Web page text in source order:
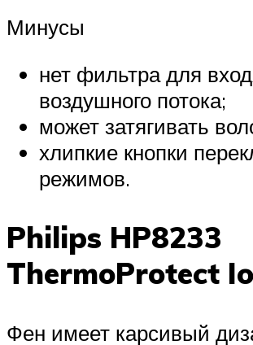
Минусы
нет фильтра для
воздушного потока;
может затягивать
хлипкие кнопки
режимов.
Philips HP8233
ThermoProtect
Фен имеет карсивый